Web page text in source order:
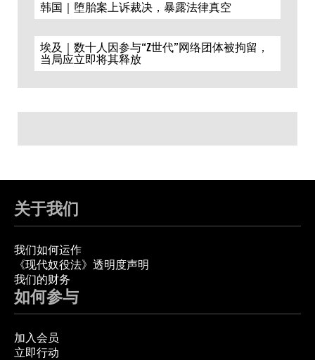
韩国｜堕胎案上诉裁决，暴露法律真空
埃及｜数十人因参与“Z世代”网络团体被拘留，
当局应立即将其释放
关于我们
我们如何运作
《现代奴役法》透明度声明
我们的财务
如何参与
加入会员
立即行动